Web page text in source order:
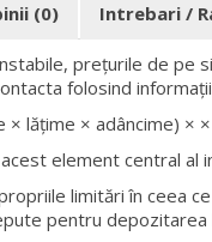
(0) Intrebari /
prețurile de pe
folosind
× lățime × adâncime) ×
element central
limitări în ceea
pentru depozitarea